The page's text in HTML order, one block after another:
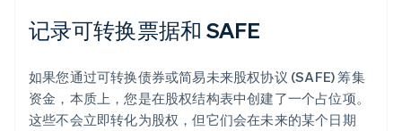
记录可转换票据和 SAFE
如果您通过可转换债券或简易未来股权协议 (SAFE) 筹集
资金，本质上，您是在股权结构表中创建了一个占位项。
这些不会立即转化为股权，但它们会在未来的某个日期